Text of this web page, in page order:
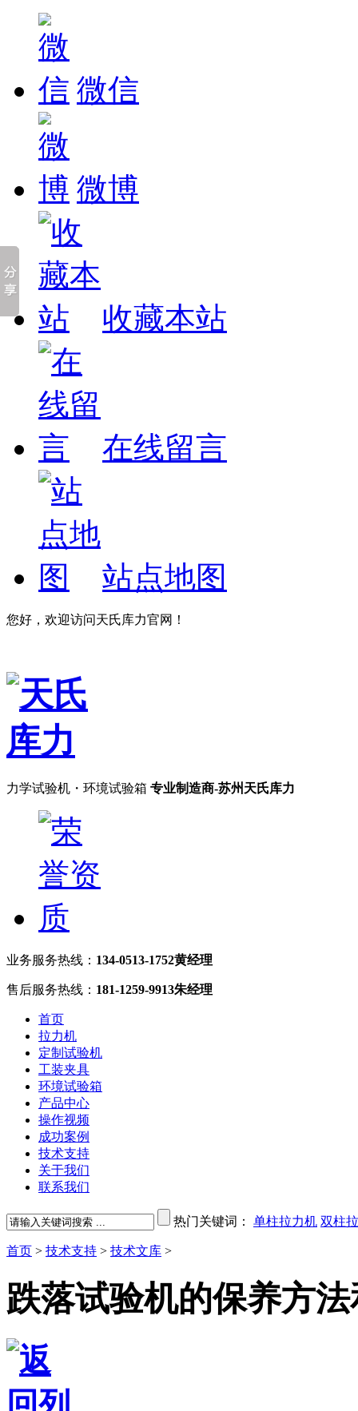
微信
微博
收藏本站
在线留言
站点地图
您好，欢迎访问天氏库力官网！
力学试验机・环境试验箱 专业制造商-苏州天氏库力
业务服务热线： 134-0513-1752黄经理
售后服务热线： 181-1259-9913朱经理
首页
拉力机
定制试验机
工装夹具
环境试验箱
产品中心
操作视频
成功案例
技术支持
关于我们
联系我们
热门关键词： 单柱拉力机 双柱
首页 > 技术支持 > 技术文库 >
跌落试验机的保养方